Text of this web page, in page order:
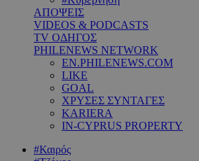
ΑΠΟΨΕΙΣ
VIDEOS & PODCASTS
TV ΟΔΗΓΟΣ
PHILENEWS NETWORK
EN.PHILENEWS.COM
LIKE
GOAL
ΧΡΥΣΕΣ ΣΥΝΤΑΓΕΣ
KARIERA
IN-CYPRUS PROPERTY
#Καιρός